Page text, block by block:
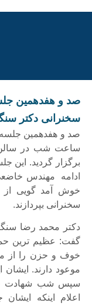
صد و هفدهمین
سخنرانی دکتر
صد و هفدهمین
ساعت شب در سالن
برگزار گردید. این
ادامه مهندس
خوش آمد گویی از
سخنرانی بپردازند.
دکتر محمد رضا
گفت: عظیم ترین
خوف و حزن را از
موعود دارند.
سپس شب شهادت
اعلام اینکه